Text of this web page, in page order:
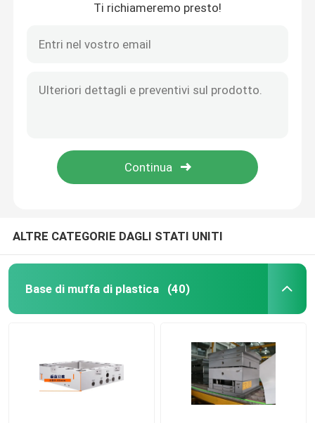
Ti richiameremo presto!
ALTRE CATEGORIE DAGLI STATI UNITI
Base di muffa di plastica (40)